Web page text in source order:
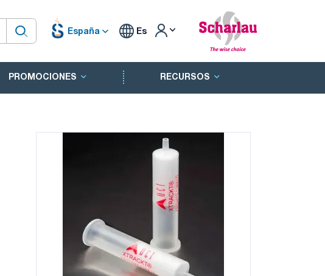
España Es
PROMOCIONES RECURSOS